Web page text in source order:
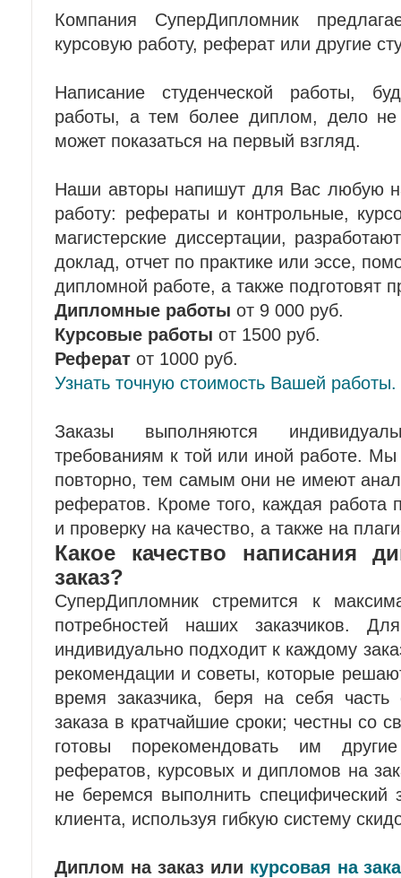
Компания СуперДипломник
курсовую работу, реферат или другие
Написание студенческой работы,
работы, а тем более диплом, дело не
может показаться на первый взгляд.
Наши авторы напишут для Вас любую
работу: рефераты и контрольные,
магистерские диссертации,
доклад, отчет по практике или эссе,
дипломной работе, а также подготовят
Дипломные работы от 9 000 руб.
Курсовые работы от 1500 руб.
Реферат от 1000 руб.
Узнать точную стоимость Вашей работы.
Заказы выполняются
требованиям к той или иной работе.
повторно, тем самым они не имеют
рефератов. Кроме того, каждая работа
и проверку на качество, а также на
Какое качество написания
заказ?
СуперДипломник стремится к
потребностей наших заказчиков.
индивидуально подходит к каждому
рекомендации и советы, которые
время заказчика, беря на себя
заказа в кратчайшие сроки; честны со
готовы порекомендовать им
рефератов, курсовых и дипломов на
не беремся выполнить специфический
клиента, используя гибкую систему
Диплом на заказ или курсовая на